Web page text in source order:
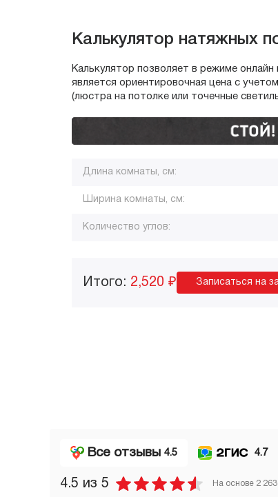
Калькулятор натяжных
Калькулятор позволяет в режиме
является ориентировочная цена с
(люстра на потолке или точечные
Длина комнаты, см:
Ширина комнаты, см:
Количество углов:
Итого: 2,520 ₽ Записаться на
Все отзывы 4.5 4.7
4.5 из 5 На основе 2 263